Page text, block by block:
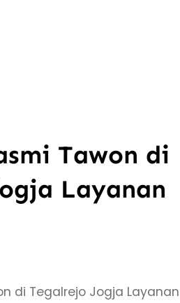
Tawon di
Layanan
di Tegalrejo Jogja Layanan